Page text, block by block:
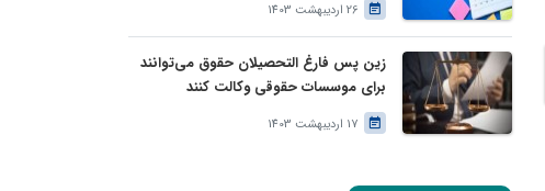
26 اردیبهشت 1403
زین پس فارغ التحصیلان حقوق می‌توانند
برای موسسات حقوقی وکالت کنند
17 اردیبهشت 1403